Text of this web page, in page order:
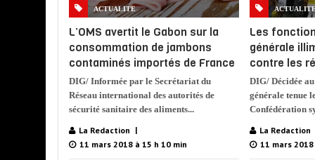
ACTUALITE
L’OMS avertit le Gabon sur la
consommation de jambons
contaminés importés de France
DIG/ Informée par le Secrétariat du
Réseau international des autorités de
sécurité sanitaire des aliments...
La Redaction
11 mars 2018 à 15 h 10 min
Les
générale
contre les
DIG/ Décidée
générale tenue
Confédération
La Redaction
11 mars